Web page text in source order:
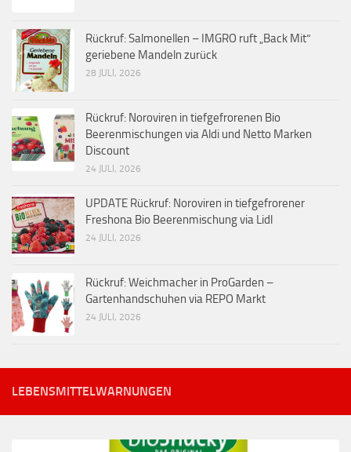
Rückruf: Salmonellen – IMGRO ruft „Back Mit“
geriebene Mandeln zurück
28 JULI, 2026
Rückruf: Noroviren in tiefgefrorenen Bio
Beerenmischungen via Aldi und Netto Marken
Discount
24 JULI, 2026
UPDATE Rückruf: Noroviren in tiefgefrorener
Freshona Bio Beerenmischung via Lidl
24 JULI, 2026
Rückruf: Weichmacher in ProGarden –
Gartenhandschuhen via REPO Markt
24 JULI, 2026
LEBENSMITTELWARNUNGEN